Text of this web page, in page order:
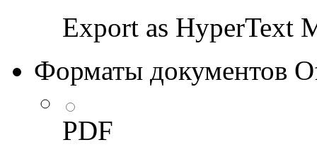
Export as HyperText
Форматы документов
PDF